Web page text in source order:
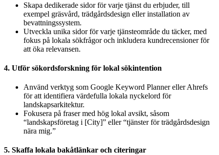
Skapa dedikerade sidor för varje tjänst du erbjuder, till
exempel gräsvård, trädgårdsdesign eller installation av
bevattningssystem.
Utveckla unika sidor för varje tjänsteområde du täcker, med
fokus på lokala sökfrågor och inkludera kundrecensioner för
att öka relevansen.
4. Utför sökordsforskning för lokal sökintention
Använd verktyg som Google Keyword Planner eller Ahrefs
för att identifiera värdefulla lokala nyckelord för
landskapsarkitektur.
Fokusera på fraser med hög lokal avsikt, såsom
“landskapsföretag i [City]” eller “tjänster för trädgårdsdesign
nära mig.”
5. Skaffa lokala bakåtlänkar och citeringar